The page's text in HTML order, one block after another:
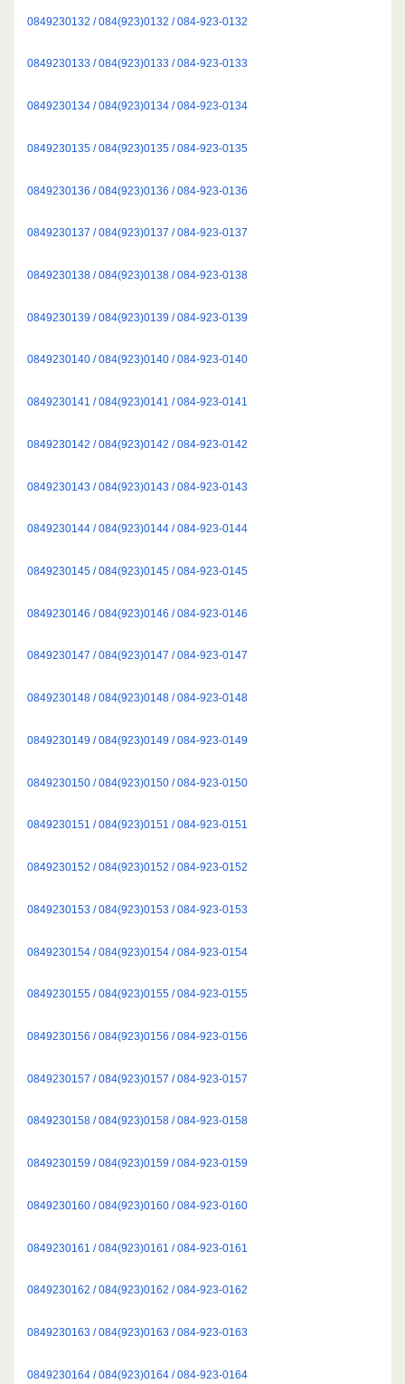
0849230132 / 084(923)0132 / 084-923-0132
0849230133 / 084(923)0133 / 084-923-0133
0849230134 / 084(923)0134 / 084-923-0134
0849230135 / 084(923)0135 / 084-923-0135
0849230136 / 084(923)0136 / 084-923-0136
0849230137 / 084(923)0137 / 084-923-0137
0849230138 / 084(923)0138 / 084-923-0138
0849230139 / 084(923)0139 / 084-923-0139
0849230140 / 084(923)0140 / 084-923-0140
0849230141 / 084(923)0141 / 084-923-0141
0849230142 / 084(923)0142 / 084-923-0142
0849230143 / 084(923)0143 / 084-923-0143
0849230144 / 084(923)0144 / 084-923-0144
0849230145 / 084(923)0145 / 084-923-0145
0849230146 / 084(923)0146 / 084-923-0146
0849230147 / 084(923)0147 / 084-923-0147
0849230148 / 084(923)0148 / 084-923-0148
0849230149 / 084(923)0149 / 084-923-0149
0849230150 / 084(923)0150 / 084-923-0150
0849230151 / 084(923)0151 / 084-923-0151
0849230152 / 084(923)0152 / 084-923-0152
0849230153 / 084(923)0153 / 084-923-0153
0849230154 / 084(923)0154 / 084-923-0154
0849230155 / 084(923)0155 / 084-923-0155
0849230156 / 084(923)0156 / 084-923-0156
0849230157 / 084(923)0157 / 084-923-0157
0849230158 / 084(923)0158 / 084-923-0158
0849230159 / 084(923)0159 / 084-923-0159
0849230160 / 084(923)0160 / 084-923-0160
0849230161 / 084(923)0161 / 084-923-0161
0849230162 / 084(923)0162 / 084-923-0162
0849230163 / 084(923)0163 / 084-923-0163
0849230164 / 084(923)0164 / 084-923-0164